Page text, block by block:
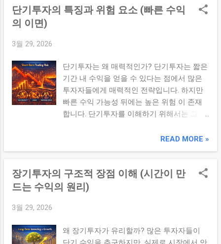
리 무...
단기 투자: 수일 ~ 수개월 중기 투자: 수개월
② 중기 투자 전략 실적 변화 반영 시장 흐름
활용 ③ 장기 투자 전략 기업 가치 중심 복리
효과 활용 안정적인 수익 구조 3. 투자 기간별
비교 항목 단기 장기 기준 가격 가치 리스크
높음 낮음 수익 구조 차익 복리 4. 전략 선택
증식인지에 따라 달라집니다. ② 투자 성향
위험을 감수할 수 있는 정도에 따라 전략이
단기투자의 특징과 위험 요소 (빠른 수익
의 이면)
3월 29, 2026
단기투자는 왜 매력적인가? 단기투자는 짧은
기간 내 수익을 얻을 수 있다는 점에서 많은
투자자들에게 매력적인 전략입니다. 하지만
빠른 수익 가능성 뒤에는 높은 위험 이 존재
합니다. 단기투자를 이해하기 위해서는 그 구
요약 단기투자는 가격 변동을 활용해 수익을
추구하는 전략이지만, 높은 변동성과 예측 어
단기투자의 주요 특징 ① 가격 중심 투자 기
업 가치보다 주가의 단기 움직임에 집중합니
장 기회를 활용합니다. 2. 단기투자의 수익 구
READ MORE »
장기투자의 구조적 장점 이해 (시간이 만
드는 수익의 원리)
3월 29, 2026
왜 장기투자가 유리할까? 많은 투자자들이